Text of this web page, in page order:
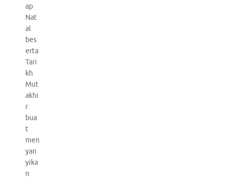
ap
Nat
al
bes
erta
Tari
kh
Mut
akhi
r
bua
t
men
yan
yika
n